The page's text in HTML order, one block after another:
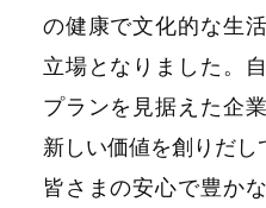
の健康で文化的な生
立場となりました。
プランを見据えた企
新しい価値を創りだし
皆さまの安心で豊か